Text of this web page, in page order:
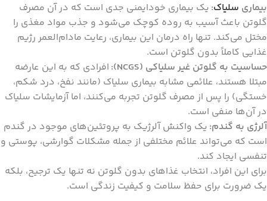
بیماری سلیاک: یک بیماری خودایمنی جدی است که در آن مصرف
گلوتن باعث آسیب به روده کوچک می‌شود و جذب مواد مغذی را
مختل می‌کند. تنها راه درمان این بیماری، رعایت مادام‌العمر رژیم
غذایی کاملاً بدون گلوتن است.
حساسیت به گلوتن غیر سلیاکی (NCGS):
افرادی که به این عارضه
مبتلا هستند، علائمی مشابه بیماری سلیاک (مانند نفخ، درد شکم،
خستگی) را پس از مصرف گلوتن تجربه می‌کنند، اما آزمایشات سلیاک
در آن‌ها منفی است.
آلرژی به گندم: یک واکنش آلرژیک به پروتئین‌های موجود در گندم
است که می‌تواند علائم مختلفی از جمله مشکلات گوارشی، پوستی و
تنفسی ایجاد کند.
برای این افراد، انتخاب غذاهای بدون گلوتن نه تنها یک ترجیح، بلکه
یک ضرورت برای حفظ سلامت و کیفیت زندگی است.